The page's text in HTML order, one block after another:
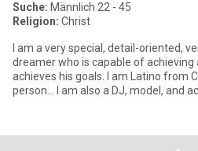
Suche: Männlich 22 - 45
Religion: Christ
I am a very special, detail-oriented,
dreamer who is capable of achieving
achieves his goals. I am Latino from
person... I am also a DJ, model, and